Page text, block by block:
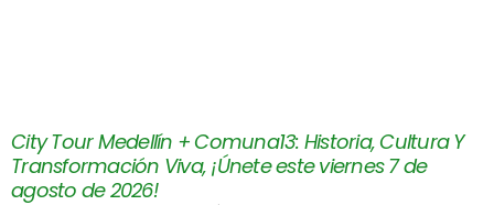
City Tour Medellín + Comuna13: Historia, Cultura Y
Transformación Viva, ¡Únete este viernes 7 de
agosto de 2026!